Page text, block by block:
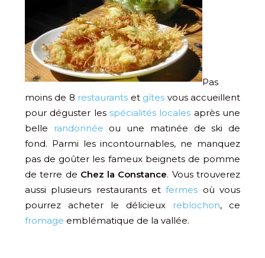
Pas
moins de 8 restaurants et gîtes vous accueillent
pour déguster les spécialités locales après une
belle
randonnée ou une matinée de ski de
fond. Parmi les incontournables, ne manquez
pas de goûter les fameux beignets de pomme
de terre de Chez la Constance. Vous trouverez
aussi plusieurs restaurants etfermes où vous
pourrez acheter le délicieux
reblochon, ce
fromage emblématique de la vallée.